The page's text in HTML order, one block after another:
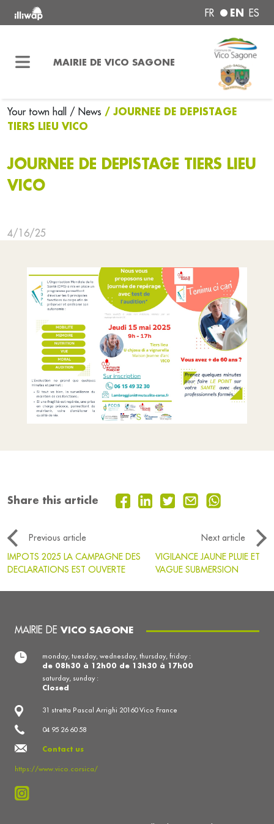
FR EN ES
MAIRIE DE VICO SAGONE
Your town hall / News / JOURNEE DE DEPISTAGE
TIERS LIEU VICO
JOURNEE DE DEPISTAGE TIERS LIEU
VICO
4/16/25
Share this article
Previous article
Next article
IMPOTS 2025 LA CAMPAGNE DES
DECLARATIONS EST OUVERTE
VIGILANCE JAUNE PLUIE ET
VAGUE SUBMERSION
MAIRIE DE VICO SAGONE
31 stretta Pascal Arrighi 20160 Vico France
04 95 26 60 58
Contact us
https://www.vico.corsica/
monday, tuesday, wednesday, thursday, friday :
de 08h30 à 12h00 de 13h30 à 17h00
saturday, sunday :
Closed